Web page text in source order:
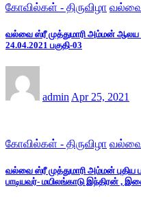
கோவில்கள் - திருவிழா வல்வை
வல்வை ஸ்ரீ முத்துமாரி அம்மன் ஆலய
24.04.2021 பகுதி-03
admin Apr 25, 2021
கோவில்கள் - திருவிழா வல்வை
வல்வை ஸ்ரீ முத்துமாரி அம்மன் புதிய
பாடியவர்- மயிலங்காடு இந்திரன் ,